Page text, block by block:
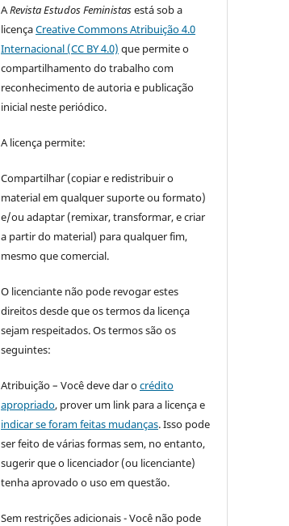
ARevista Estudos Feministasestá sob a
licençaCreative Commons Atribuição 4.0
Internacional (CC BY 4.0) que permite o
compartilhamento do trabalho com
reconhecimento de autoria e publicação
inicial neste periódico.
A licença permite:
Compartilhar (copiar e redistribuir o
material em qualquer suporte ou formato)
e/ou adaptar (remixar, transformar, e criar
a partir do material) para qualquer fim,
mesmo que comercial.
O licenciante não pode revogar estes
direitos desde que os termos da licença
sejam respeitados. Os termos são os
seguintes:
Atribuição – Você deve dar ocrédito
apropriado, prover um link para a licença e
indicar se foram feitas mudanças. Isso pode
ser feito de várias formas sem, no entanto,
sugerir que o licenciador (ou licenciante)
tenha aprovado o uso em questão.
Sem restrições adicionais - Você não pode